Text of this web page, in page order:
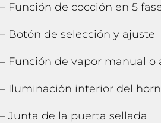
– Función de cocción en 5
– Botón de selección y ajuste
– Función de vapor manual
– Iluminación interior del
– Junta de la puerta sellada